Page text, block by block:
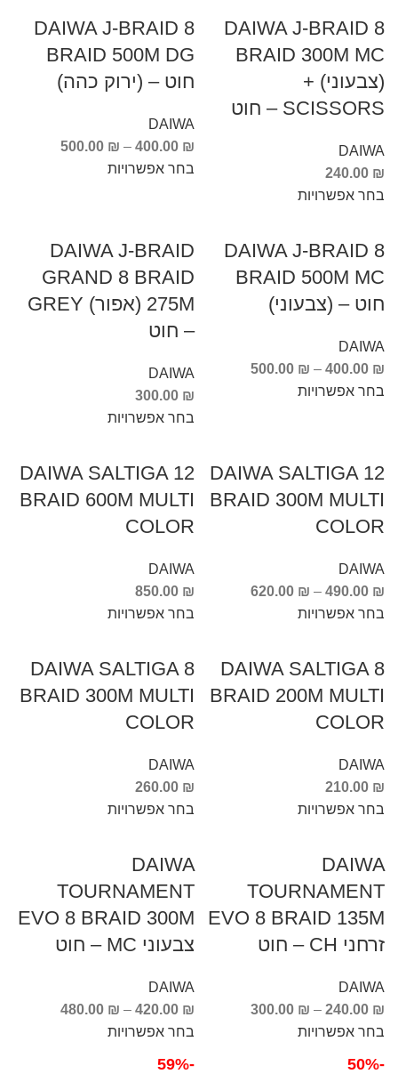
DAIWA J-BRAID 8
BRAID 300M MC
(צבעוני) +
SCISSORS – חוט
DAIWA
240.00 ₪
בחר אפשרויות
DAIWA J-BRAID 8
BRAID 500M DG
חוט – (ירוק כהה)
DAIWA
400.00 ₪
–
500.00 ₪
בחר אפשרויות
DAIWA J-BRAID 8
BRAID 500M MC
חוט – (צבעוני)
DAIWA
400.00 ₪
–
500.00 ₪
בחר אפשרויות
DAIWA J-BRAID
GRAND 8 BRAID
275M (אפור) GREY
– חוט
DAIWA
300.00 ₪
בחר אפשרויות
DAIWA SALTIGA 12
BRAID 300M MULTI
COLOR
DAIWA
490.00 ₪
–
620.00 ₪
בחר אפשרויות
DAIWA SALTIGA 12
BRAID 600M MULTI
COLOR
DAIWA
850.00 ₪
בחר אפשרויות
DAIWA SALTIGA 8
BRAID 200M MULTI
COLOR
DAIWA
210.00 ₪
בחר אפשרויות
DAIWA SALTIGA 8
BRAID 300M MULTI
COLOR
DAIWA
260.00 ₪
בחר אפשרויות
DAIWA
TOURNAMENT
EVO 8 BRAID 135M
זרחני CH – חוט
DAIWA
240.00 ₪
–
300.00 ₪
בחר אפשרויות
DAIWA
TOURNAMENT
EVO 8 BRAID 300M
צבעוני MC – חוט
DAIWA
420.00 ₪
–
480.00 ₪
בחר אפשרויות
-50%
-59%